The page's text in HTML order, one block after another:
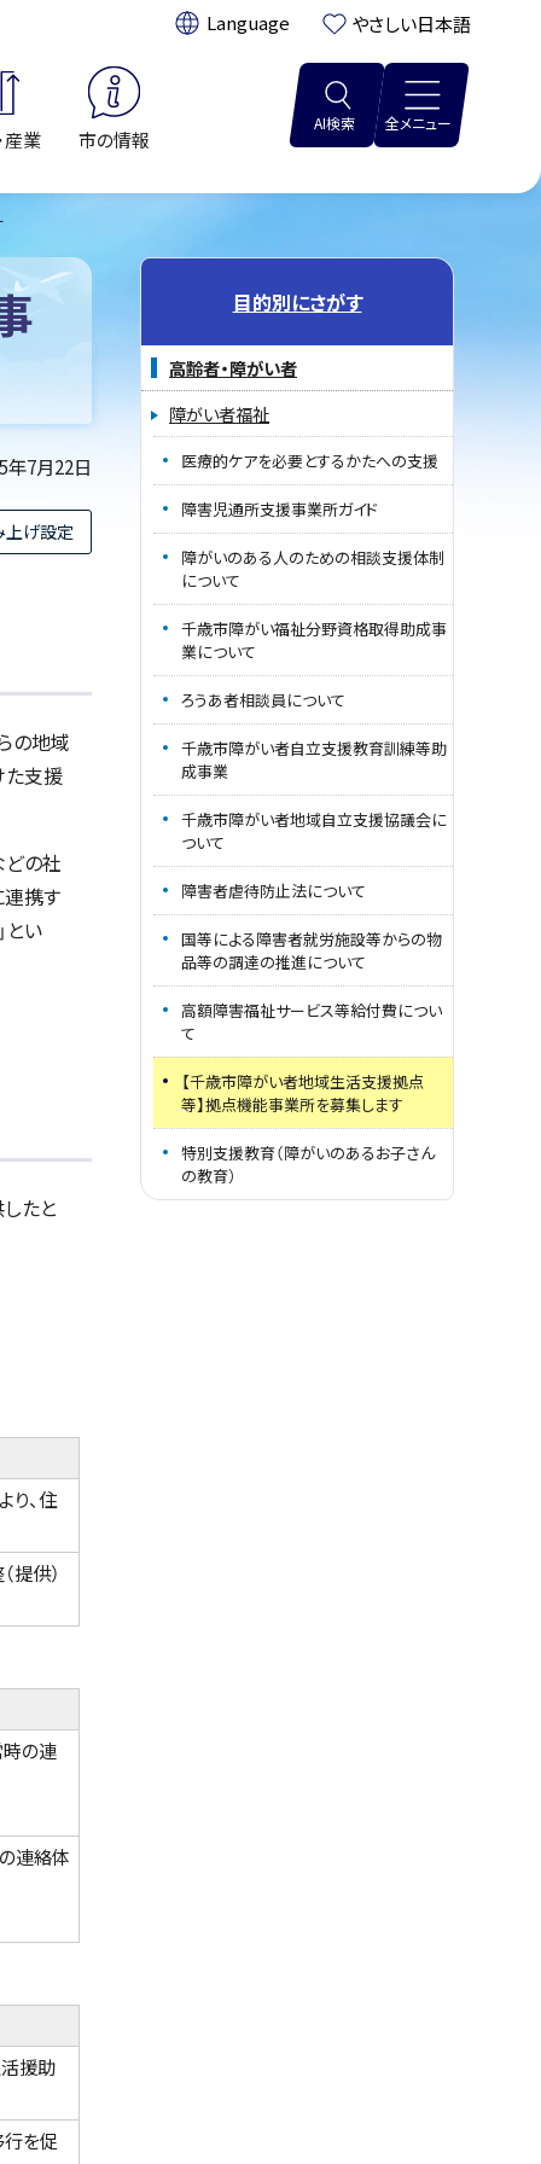
翻訳: やさしい日本語
産業 市の情報
AI検索 全メニュー
年7月22日
上げ設定
の地域
た支援
どの社
連携す
とい
たと
、住
提供）
時の連
連絡体
援助
を促
目的別にさがす
高齢者・障がい者
障がい者福祉
医療的ケアを必要とするかたへの支援
障害児通所支援事業所ガイド
障がいのある人のための相談支援体制
について
千歳市障がい福祉分野資格取得助成事
業について
ろうあ者相談員について
千歳市障がい者自立支援教育訓練等助
成事業
千歳市障がい者地域自立支援協議会に
ついて
障害者虐待防止法について
国等による障害者就労施設等からの物
品等の調達の推進について
高額障害福祉サービス等給付費につい
て
【千歳市障がい者地域生活支援拠点
等】拠点機能事業所を募集します
特別支援教育（障がいのあるお子さん
の教育）